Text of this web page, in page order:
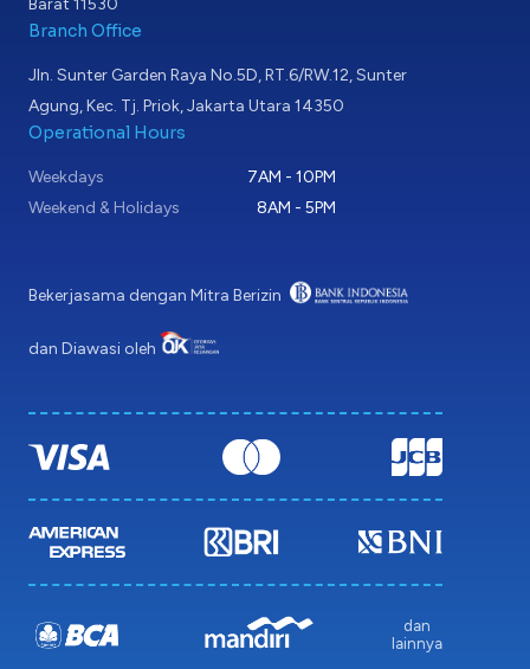
Barat 11530
Branch Office
Jln. Sunter Garden Raya No.5D, RT.6/RW.12, Sunter
Agung, Kec. Tj. Priok, Jakarta Utara 14350
Operational Hours
Weekdays
7AM - 10PM
Weekend & Holidays
8AM - 5PM
Bekerjasama dengan Mitra Berizin
dan Diawasi oleh
dan
lainnya